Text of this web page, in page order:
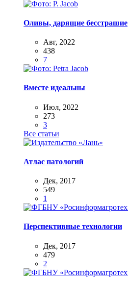
Оливы, дарящие бесстрашие
Авг, 2022
438
7
Вместе идеальны
Июл, 2022
273
3
Все статьи
Атлас патологий
Дек, 2017
549
1
Перспективные технологии
Дек, 2017
479
2